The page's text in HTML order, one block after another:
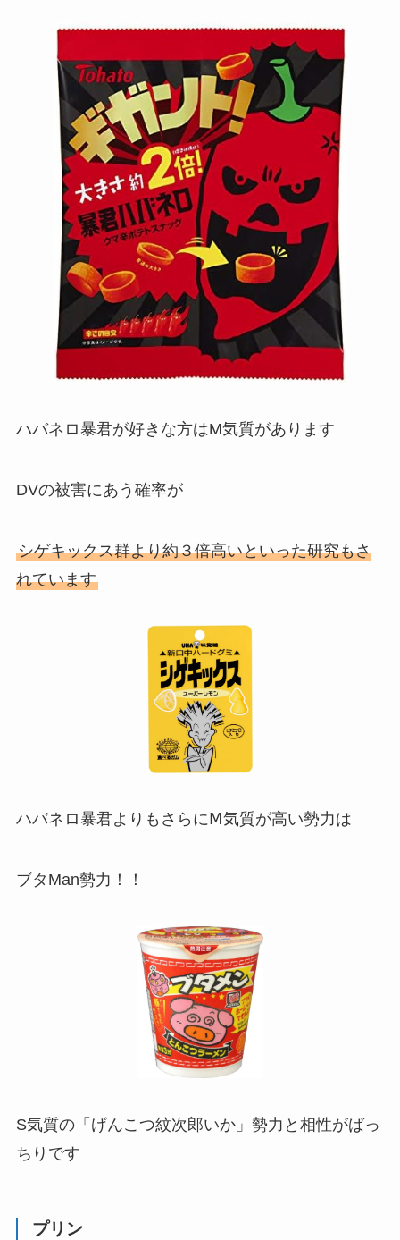
ハバネロ暴君が好きな方はМ気質があります
DVの被害にあう確率が
シゲキックス群より約３倍高いといった研究もさ
れています
ハバネロ暴君よりもさらにⅯ気質が高い勢力は
ブタMan勢力！！
S気質の「げんこつ紋次郎いか」 勢力と相性がばっ
ちりです
プリン